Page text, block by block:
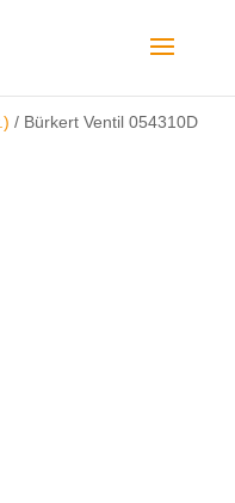
/ Bürkert Ventil 054310D